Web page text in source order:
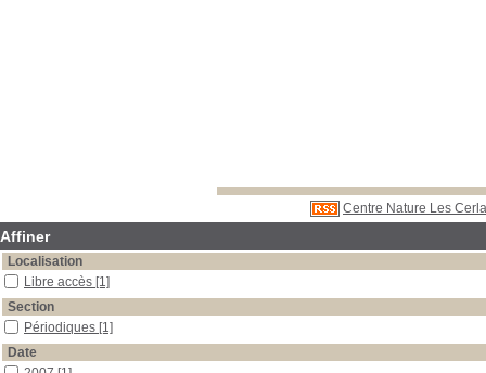
Centre Nature Les
Affiner
Localisation
Libre accès [1]
Section
Périodiques [1]
Date